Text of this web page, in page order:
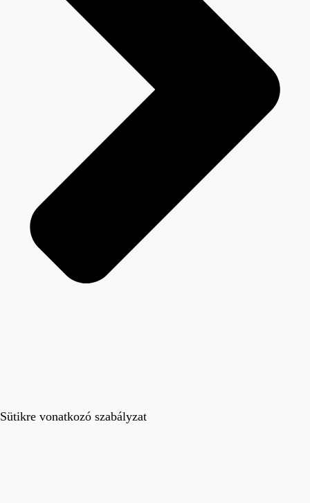
Sütikre vonatkozó szabályzat